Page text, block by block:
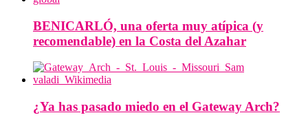
BENICARLÓ, una oferta muy atípica (y
recomendable) en la Costa del Azahar
¿Ya has pasado miedo en el Gateway Arch?